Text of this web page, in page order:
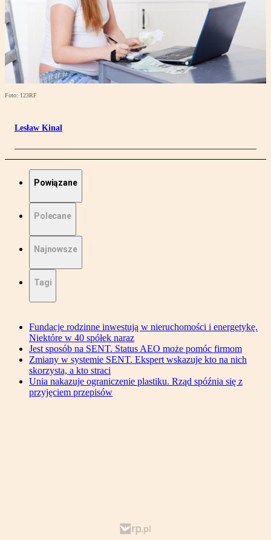
Foto: 123RF
Lesław Kinal
Powiązane
Polecane
Najnowsze
Tagi
Fundacje rodzinne inwestują w nieruchomości i energetykę.
Niektóre w 40 spółek naraz
Jest sposób na SENT. Status AEO może pomóc firmom
Zmiany w systemie SENT. Ekspert wskazuje kto na nich
skorzysta, a kto straci
Unia nakazuje ograniczenie plastiku. Rząd spóźnia się z
przyjęciem przepisów